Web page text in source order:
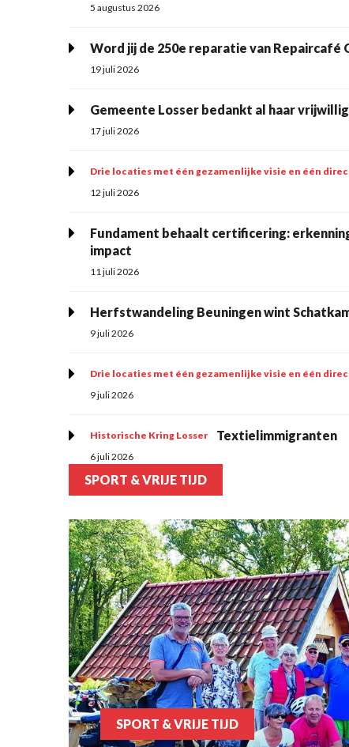
5 augustus 2026
Word jij de 250e reparatie van Repaircafé
19 juli 2026
Gemeente Losser bedankt al haar
17 juli 2026
Drie locaties met één gezamenlijke visie en één
12 juli 2026
Fundament behaalt certificering: erkenning voor kwaliteit, samenwerking en
impact
11 juli 2026
Herfstwandeling Beuningen wint
9 juli 2026
Drie locaties met één gezamenlijke visie en één
9 juli 2026
Historische Kring Losser Textielimmigranten
6 juli 2026
SPORT & VRIJE TIJD
SPORT & VRIJE TIJD